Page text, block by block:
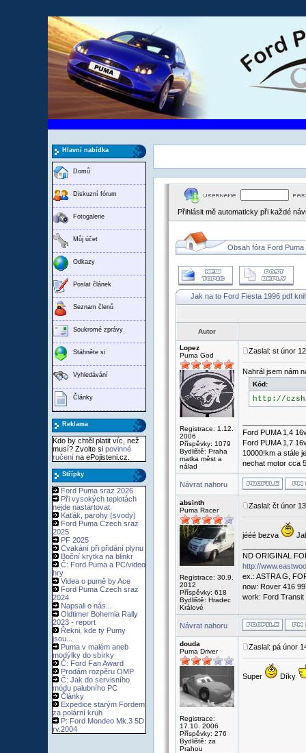
Hlavní nabídka
Domů
Diskuzní fórum
Fotogalerie
Můj účet
Odkazy
Poslat článek
Seznam členů
Soukromé zprávy
Stáhněte si
Vyhledávání
Články
Reklama
Kdo by chtěl platit víc, než
musí? Zvolte si povinné
ručení na ePojisteni.cz.
Střípky
Ford Puma sraz 2026
Při vysokých teplotách
nejde nastartovat.
Kaťák, parohy (svody)
Ford Puma Czech sraz
2025
PF 2025
Cvakání při přidání plynu
Boční krytka na blinkr
Č: Ford Puma a PC/video
hry
Videa o pumě by Ace
Ford Puma Czech sraz
2024
Napsali o nás...
Oldtimer Bohemia Rally
2023 - report
Řekni, kde ty Pumy
jsou...
Puma v malém aneb
modýlky do sbírky
Č: Ford Fan Award
Prodám rozpěru OMP
Č: Jak do servisního
módu palubního PC
Články
Expedice starým Fordem
za polární kruh
P: Ford Mondeo Mk.3 5D
rv.2004
Přihlásit mě automaticky při každé
Obsah fóra Ford Puma
Jak na to Ford Fiesta 1996 pdf
Autor
Lopez
Puma God
Registrace: 1.12.
2006
Příspěvky: 1079
Bydliště: Praha
matka měst a
nálad
Zaslal: st únor
Nahrál jsem nám
Kód:
http://
Ford PUMA 1,4
Ford PUMA 1,7
10000!km a stále
nechat motor cca
Návrat nahoru
absinth
Puma Racer
Registrace: 30.9.
2012
Příspěvky: 618
Bydliště: Hradec
Králové
Zaslal: čt únor
jééé bezva
ND ORIGINAL
http://
ex.: ASTRA G,
now: Rover 416
work: Ford Transit
Návrat nahoru
douda
Puma Driver
Registrace:
17.10. 2006
Příspěvky: 276
Bydliště: za
Prahou
Zaslal: pá únor
Super Díky